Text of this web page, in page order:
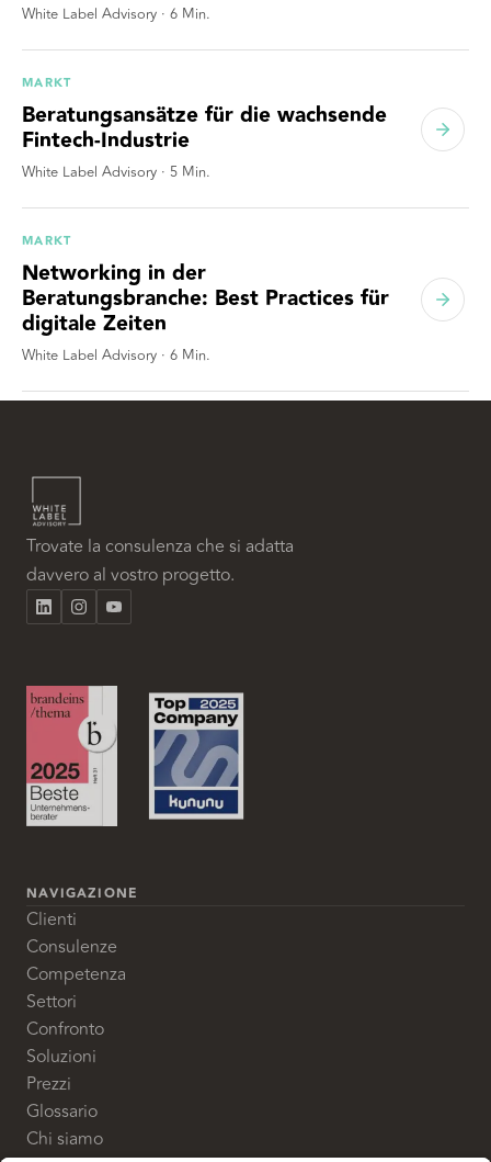
White Label Advisory · 6 Min.
MARKT
Beratungsansätze für die wachsende
Fintech-Industrie
White Label Advisory · 5 Min.
MARKT
Networking in der
Beratungsbranche: Best Practices für
digitale Zeiten
White Label Advisory · 6 Min.
Trovate la consulenza che si adatta
davvero al vostro progetto.
NAVIGAZIONE
Clienti
Consulenze
Competenza
Settori
Confronto
Soluzioni
Prezzi
Glossario
Chi siamo